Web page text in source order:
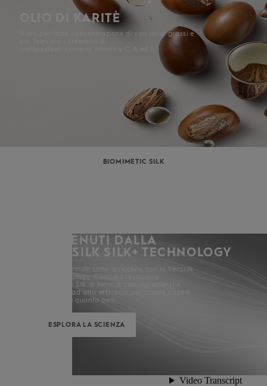
OLIO DI KARITÈ
Noto per l'alta concentrazione di vari acidi grassi e
BIOMIMETIC SILK
SOSTENUTI DALLA
KERASILK SILK+ TECHNOLOGY
Tutte le formule sono arricchite con la Kerasilk
Silk+ Technology. Combina l'esclusiva
Biomimetic Silk di Kerasilk con ingredienti e
attivatori ad alta efficacia per creare capelli
tanto forti quanto belli.
ESPLORA LA SCIENZA